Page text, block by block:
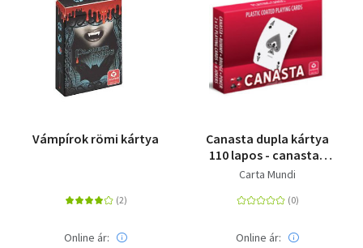
Történelem
Vámpírok römi kártya
Online ár:
Canasta dupla kártya
110 lapos - canasta -
plastic coated playing
Carta Mundi
Online ár: